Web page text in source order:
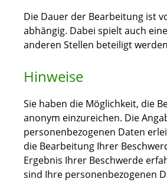
Die Dauer der Bearbeitung ist
abhängig. Dabei spielt auch
anderen Stellen beteiligt
Hinweise
Sie haben die Möglichkeit, die
anonym einzureichen. Die
personenbezogenen Daten
die Bearbeitung Ihrer
Ergebnis Ihrer Beschwerde
sind Ihre personenbezogenen